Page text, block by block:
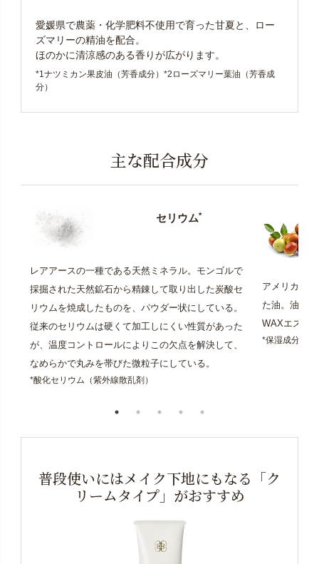
愛媛県で農薬・化学肥料不使用で育った甘夏と、ロー
ズマリーの精油を配合。
ほのかに清涼感のある香りが広がります。
*1ナツミカン果皮油（芳香成分）*2ローズマリー葉油（芳香成
分）
主な配合成分
セリウム*
レアアースの一種である天然ミネラル。モンゴルで
採掘された天然鉱石から精錬して取り出した炭酸セ
リウムを焼成したものを、パウダー状にしている。
従来のセリウムは硬くて加工しにくい性質があった
が、温度コントロールによりこの欠点を解決して、
なめらかで丸みを帯びた微粒子にしている。
*酸化セリウム（紫外線散乱剤）
アメリカな
た油。油と
WAXエステ
*保湿成分
普段使いにはメイク下地にもなる「ク
リームタイプ」がおすすめ